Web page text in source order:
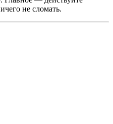
не сломать.